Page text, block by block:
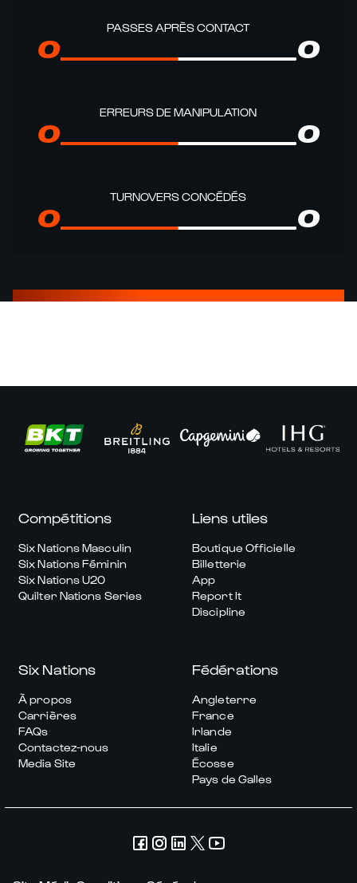
PASSES APRÈS CONTACT
0 0
ERREURS DE MANIPULATION
0 0
TURNOVERS CONCÉDÉS
0 0
Compétitions
Six Nations Masculin
Six Nations Féminin
Six Nations U20
Quilter Nations Series
Liens utiles
Boutique Officielle
Billetterie
App
Report It
Discipline
Six Nations
À propos
Carrières
FAQs
Contactez-nous
Media Site
Fédérations
Angleterre
France
Irlande
Italie
Écosse
Pays de Galles